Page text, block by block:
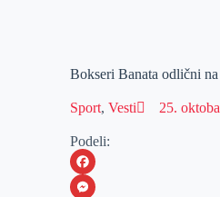
Bokseri Banata odlični
Sport,Vesti 25.
Podeli:
F